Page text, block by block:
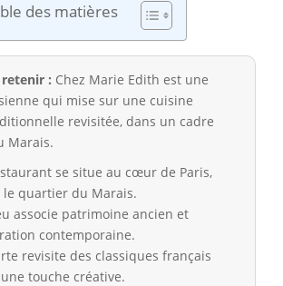
des matières
retenir : Chez Marie Edith est une
qui mise sur une cuisine
revisitée, dans un cadre
Marais.
se situe au cœur de Paris,
le quartier du Marais.
associe patrimoine ancien et
contemporaine.
revisite des classiques français
touche créative.